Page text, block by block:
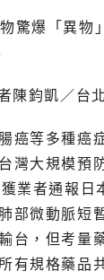
陳鈞凱／台
癌等多種癌
灣大規模預
業者通報日
部微動脈短
台，但考量
有規格藥品